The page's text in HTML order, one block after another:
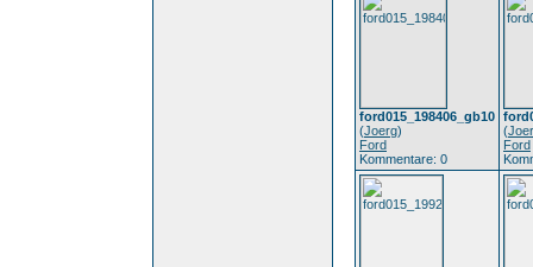
ford015_198406_gb10
(Joerg)
Ford
Kommentare: 0
(
Ford